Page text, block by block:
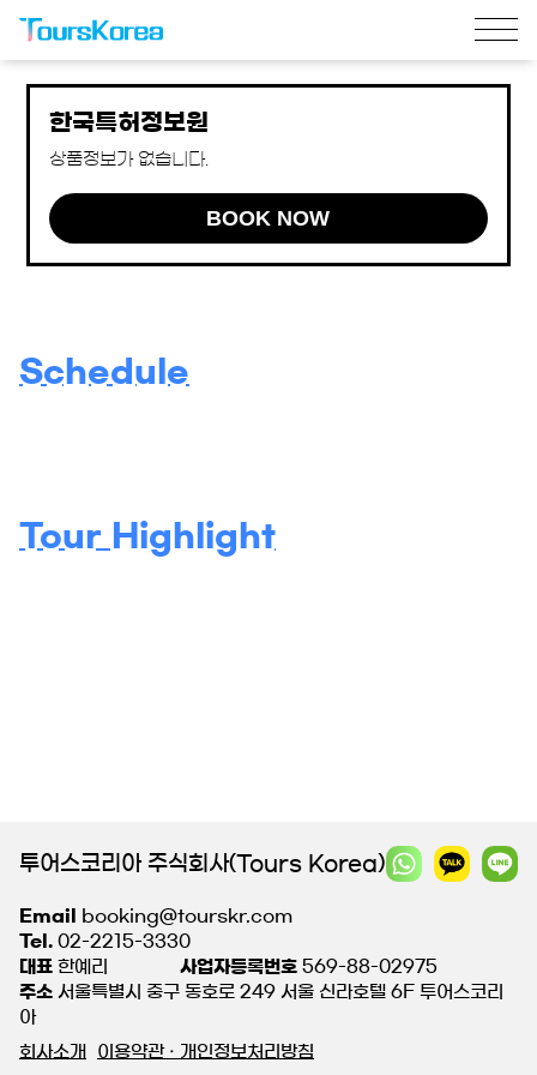
한국특허정보원
상품정보가 없습니다.
BOOK NOW
Schedule
Tour Highlight
투어스코리아 주식회사(Tours Korea)
Email
booking@tourskr.com
Tel. 02-2215-3330
대표 한예리 사업자등록번호 569-88-02975
주소 서울특별시 중구 동호로 249 서울 신라호텔 6F 투어스코리
아
회사소개
이용약관 · 개인정보처리방침